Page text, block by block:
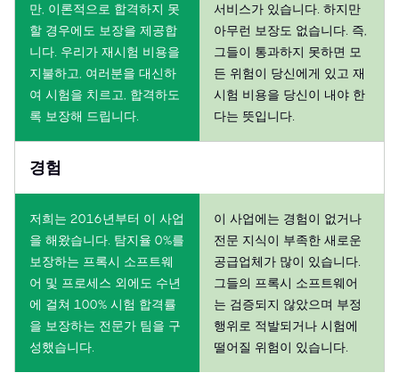
만, 이론적으로 합격하지 못
할 경우에도 보장을 제공합
니다. 우리가 재시험 비용을
지불하고, 여러분을 대신하
여 시험을 치르고, 합격하도
록 보장해 드립니다.
서비스가 있습니다. 하지만
아무런 보장도 없습니다. 즉,
그들이 통과하지 못하면 모
든 위험이 당신에게 있고 재
시험 비용을 당신이 내야 한
다는 뜻입니다.
경험
저희는 2016년부터 이 사업
을 해왔습니다. 탐지율 0%를
보장하는 프록시 소프트웨
어 및 프로세스 외에도 수년
에 걸쳐 100% 시험 합격률
을 보장하는 전문가 팀을 구
성했습니다.
이 사업에는 경험이 없거나
전문 지식이 부족한 새로운
공급업체가 많이 있습니다.
그들의 프록시 소프트웨어
는 검증되지 않았으며 부정
행위로 적발되거나 시험에
떨어질 위험이 있습니다.